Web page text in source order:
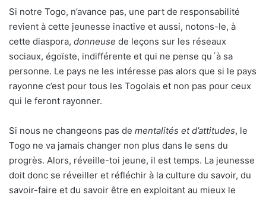
Si notre Togo, n’avance pas, une part de responsabilité
revient à cette jeunesse inactive et aussi, notons-le, à
cette diaspora, donneuse de leçons sur les réseaux
sociaux, égoïste, indifférente et qui ne pense qu´à sa
personne. Le pays ne les intéresse pas alors que si le pays
rayonne c’est pour tous les Togolais et non pas pour ceux
qui le feront rayonner.
Si nous ne changeons pas de mentalités et d’attitudes, le
Togo ne va jamais changer non plus dans le sens du
progrès. Alors, réveille-toi jeune, il est temps. La jeunesse
doit donc se réveiller et réfléchir à la culture du savoir, du
savoir-faire et du savoir être en exploitant au mieux le